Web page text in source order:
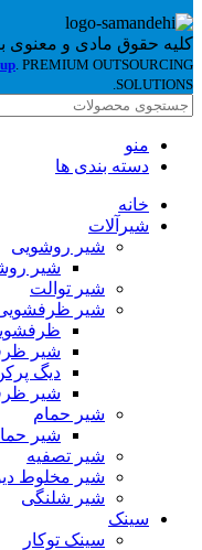
کلیه حقوق مادی و معنوی
. PREMIUM OUTSOURCING
SOLUTIONS.
منو
دسته بندی ها
خانه
شیرآلات
شیر روشویی
شیر
شیر توالت
شیر
شیر
دیگ
شیر
شیر حمام
شیر
شیر تصفیه
شیر مخلوط
شیر شلنگی
سینک
سینک توکار